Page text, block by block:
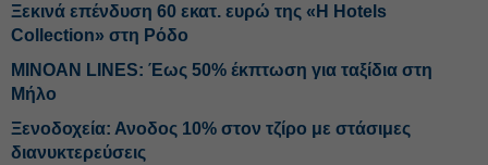
Ξεκινά επένδυση 60 εκατ. ευρώ της «H Hotels
Collection» στη Ρόδο
MINOAN LINES: Έως 50% έκπτωση για ταξίδια στη
Μήλο
Ξενοδοχεία: Ανοδος 10% στον τζίρο με στάσιμες
διανυκτερεύσεις